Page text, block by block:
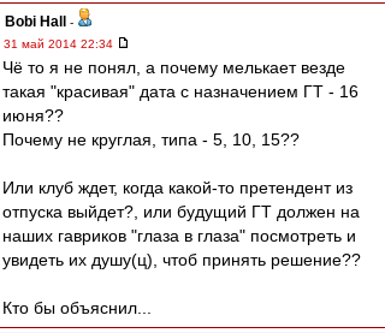
Bobi Hall
-
31 май 2014 22:34
Чё то я не понял, а почему мелькает везде
такая "красивая" дата с назначением ГТ - 16
июня??
Почему не круглая, типа - 5, 10, 15??
Или клуб ждет, когда какой-то претендент из
отпуска выйдет?, или будущий ГТ должен на
наших гавриков "глаза в глаза" посмотреть и
увидеть их душу(ц), чтоб принять решение??
Кто бы объяснил...